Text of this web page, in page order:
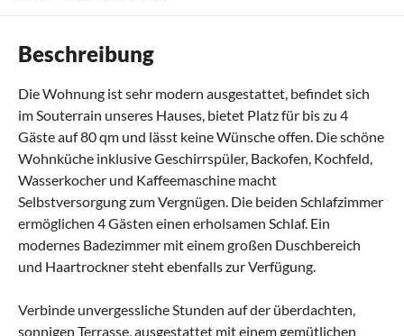
Beschreibung
Die Wohnung ist sehr modern ausgestattet, befindet sich
im Souterrain unseres Hauses, bietet Platz für bis zu 4
Gäste auf 80 qm und lässt keine Wünsche offen. Die schöne
Wohnküche inklusive Geschirrspüler, Backofen, Kochfeld,
Wasserkocher und Kaffeemaschine macht
Selbstversorgung zum Vergnügen. Die beiden Schlafzimmer
ermöglichen 4 Gästen einen erholsamen Schlaf. Ein
modernes Badezimmer mit einem großen Duschbereich
und Haartrockner steht ebenfalls zur Verfügung.
Verbinde unvergessliche Stunden auf der überdachten,
sonnigen Terrasse, ausgestattet mit einem gemütlichen